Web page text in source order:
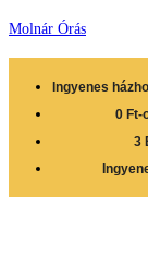
Molnár Órás
Ingyenes
0 Ft-
3